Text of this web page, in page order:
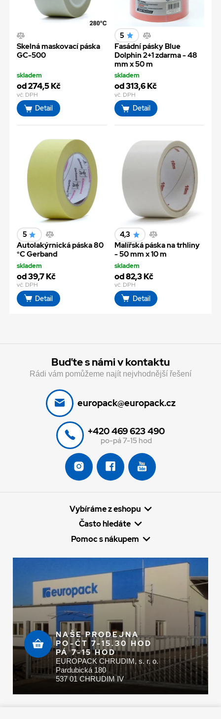
Skelná maskovací páska
GC-500
skladem
od 274,5 Kč
vč. DPH
Detail
5
Fasádní pásky Blue
Dolphin 2+1 zdarma - 48
mm x 50 m
skladem
od 313,6 Kč
vč. DPH
Detail
5
Autolakýrnická páska 80
°C Gerband
skladem
od 39,7 Kč
vč. DPH
Detail
4,3
Malířská páska na trhliny
- 50 mm x 10 m
skladem
od 82,3 Kč
vč. DPH
Detail
Buďte s námi v kontaktu
Rádi vám pomůžeme najít nejvhodnější řešení
europack@europack.cz
+420 469 623 490
po-pá 7-15 hod
Vybíráme z eshopu
Často hledáte
Pomoc s nákupem
NAŠE PRODEJNA
PO-ČT 7-15.30 HOD
PÁ 7-15 HOD
EUROPACK CHRUDIM, s. r. o.
Pardubická 180
537 01 CHRUDIM IV